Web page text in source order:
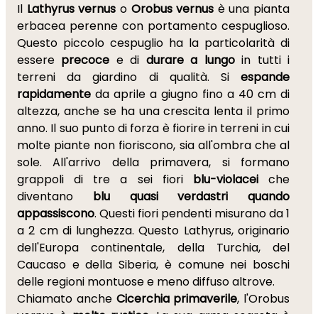
Il Lathyrus vernus o Orobus vernus è una pianta
erbacea perenne con portamento cespuglioso.
Questo piccolo cespuglio ha la particolarità di
essere precoce e di durare a lungoin tutti i
terreni da giardino di qualità. Si espande
rapidamente da aprile a giugno fino a 40 cm di
altezza, anche se ha una crescita lenta il primo
anno. Il suo punto di forza è fiorire in terreni in cui
molte piante non fioriscono, sia all'ombra che al
sole. All'arrivo della primavera, si formano
grappoli di tre a sei fiori blu-violaceiche
diventano blu quasi verdastri quando
appassiscono. Questi fiori pendenti misurano da 1
a 2 cm di lunghezza. Questo Lathyrus, originario
dell'Europa continentale, della Turchia, del
Caucaso e della Siberia, è comune nei boschi
delle regioni montuose e meno diffuso altrove.
Chiamato anche Cicerchia primaverile, l'Orobus